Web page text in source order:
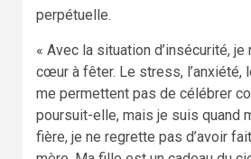
perpétuelle.
« Avec la situation d’insécurité, je
cœur à fêter. Le stress, l’anxiété,
me permettent pas de célébrer
poursuit-elle, mais je suis quand
fière, je ne regrette pas d’avoir